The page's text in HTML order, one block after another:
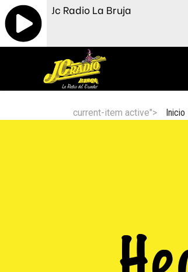
Jc Radio La Bruja
current-item active"> Inicio